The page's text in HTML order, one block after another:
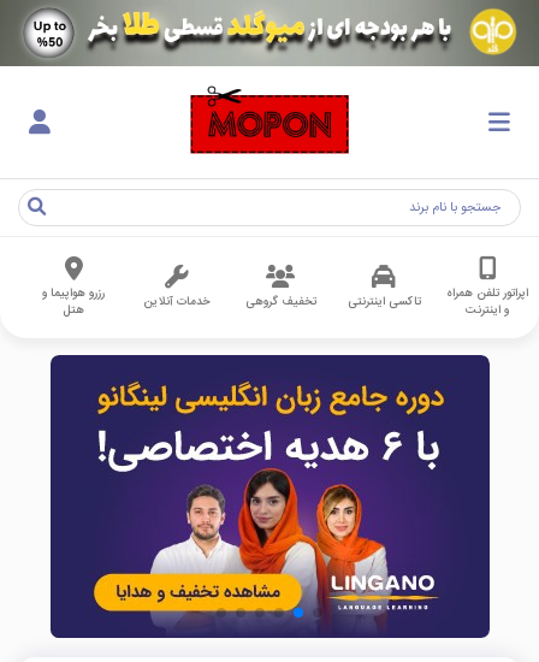
اپراتور تلفن همراه
و اینترنت
تاکسی اینترنتی تخفیف گروهی خدمات آنلاین
رزرو هواپیما و
هتل